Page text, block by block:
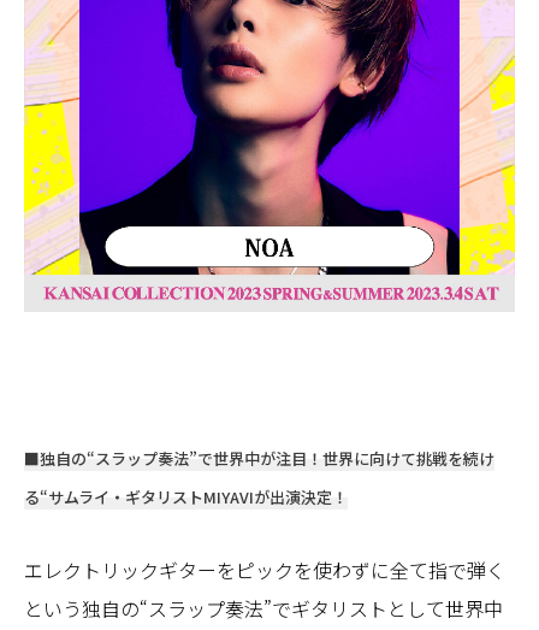
■独自の“スラップ奏法”で世界中が注目！世界に向けて挑戦を続け
る“サムライ・ギタリストMIYAVIが出演決定！
エレクトリックギターをピックを使わずに全て指で弾く
という独自の“スラップ奏法”でギタリストとして世界中